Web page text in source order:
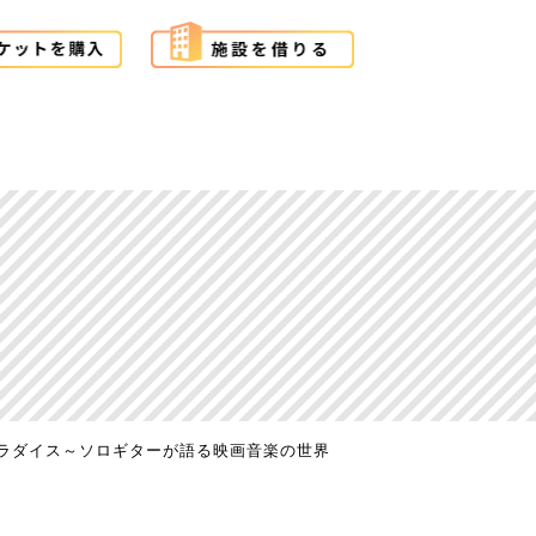
ダイス～ソロギターが語る映画音楽の世界